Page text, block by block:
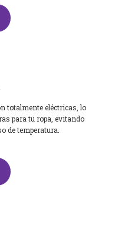
totalmente eléctricas, lo
para tu ropa, evitando
de temperatura.